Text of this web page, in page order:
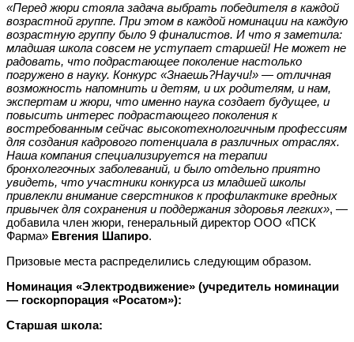
«Перед жюри стояла задача выбрать победителя в каждой
возрастной группе. При этом в каждой номинации на каждую
возрастную группу было 9 финалистов. И что я заметила:
младшая школа совсем не уступает старшей! Не может не
радовать, что подрастающее поколение настолько
погружено в науку. Конкурс «Знаешь?Научи!» — отличная
возможность напомнить и детям, и их родителям, и нам,
экспертам и жюри, что именно наука создает будущее, и
повысить интерес подрастающего поколения к
востребованным сейчас высокотехнологичным профессиям
для создания кадрового потенциала в различных отраслях.
Наша компания специализируется на терапии
бронхолегочных заболеваний, и было отдельно приятно
увидеть, что участники конкурса из младшей школы
привлекли внимание сверстников к профилактике вредных
привычек для сохранения и поддержания здоровья легких», —
добавила член жюри, генеральный директор ООО «ПСК
Фарма» Евгения Шапиро.
Призовые места распределились следующим образом.
Номинация «Электродвижение» (учредитель номинации
— госкорпорация «Росатом»):
Старшая школа: